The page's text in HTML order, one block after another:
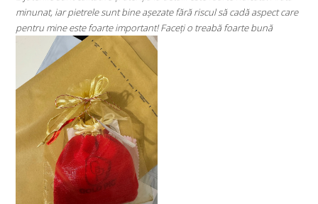
riscul să cadă aspect care
o treabă foarte bună
Super mulțumită!! Sunt superbi cerceii!!!